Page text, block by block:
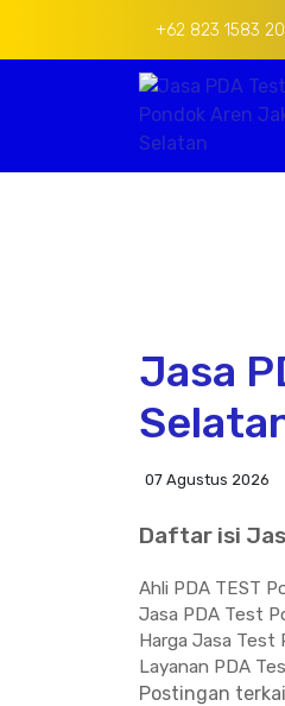
+62 823 1583
Jasa
07 Agustus 2026
Daftar isi
Ahli PDA TEST
Jasa PDA Test
Harga Jasa Test
Layanan PDA
Postingan